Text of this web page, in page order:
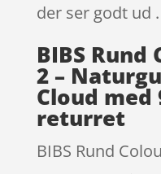
der ser godt ud .
BIBS Rund
2 –
Cloud med
returret
BIBS Rund